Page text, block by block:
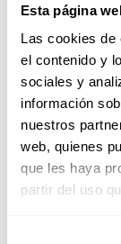
Esta página
Las cookies de
el contenido y
sociales y
información
nuestros
web, quienes
que les haya
partir del uso
Deja
Tu dirección